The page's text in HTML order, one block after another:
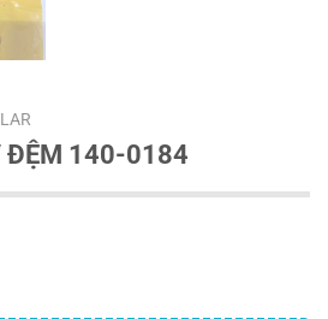
ĐỆM 140-0184